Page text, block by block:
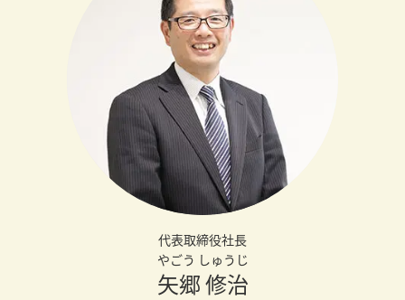
代表取締役社長
やごう しゅうじ
矢郷 修治